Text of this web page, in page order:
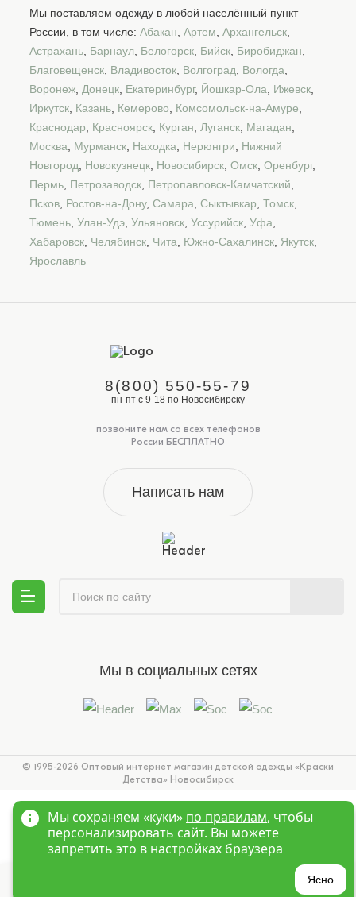
?
Мы поставляем одежду в любой населённый пункт
России, в том числе: Абакан Артем Архангельск
Астрахань Барнаул Белогорск Бийск Биробиджан
Благовещенск Владивосток Волгоград Вологда
Воронеж Донецк Екатеринбург, Йошкар-Ола Ижевск
Иркутск Казань Кемерово Комсомольск-на-Амуре
Краснодар
Красноярск Курган Луганск Магадан
Москва
Мурманск Находка Нерюнгри
Нижний
Новгород
Новокузнецк Новосибирск Омск Оренбург,
Пермь Петрозаводск Петропавловск-Камчатский
Псков Ростов-на-Дону, Самара Сыктывкар Томск
Тюмень Улан-Удэ Ульяновск Уссурийск Уфа
Хабаровск Челябинск Чита Южно-Сахалинск Якутск
Ярославль
8(800) 550-55-79
пн-пт с 9-18 по Новосибирску
позвоните нам со всех телефонов
России БЕСПЛАТНО
Написать нам
Мы в социальных сетях
© 1995-2026 Оптовый интернет магазин детской одежды «Краски
Детства» Новосибирск
Мы сохраняем «куки» по правилам, чтобы
персонализировать сайт. Вы можете
запретить это в настройках браузера
Ясно